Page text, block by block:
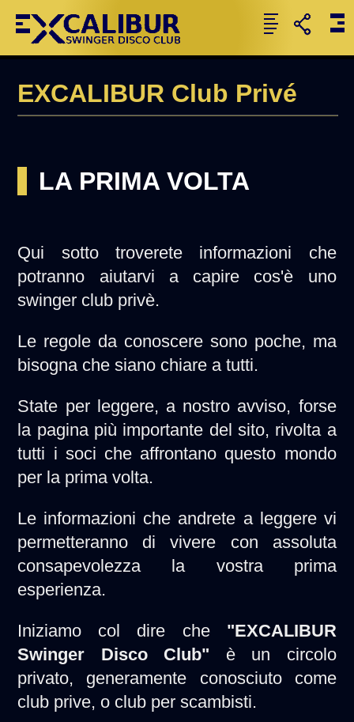
EXCALIBUR Club Privé
LA PRIMA VOLTA
Qui sotto troverete informazioni che
potranno aiutarvi a capire cos'è uno
swinger club privè.
Le regole da conoscere sono poche, ma
bisogna che siano chiare a tutti.
State per leggere, a nostro avviso, forse
la pagina più importante del sito, rivolta a
tutti i soci che affrontano questo mondo
per la prima volta.
Le informazioni che andrete a leggere vi
permetteranno di vivere con assoluta
consapevolezza la vostra prima
esperienza.
Iniziamo col dire che "EXCALIBUR
Swinger Disco Club" è un circolo
privato, generamente conosciuto come
club prive, o club per scambisti.